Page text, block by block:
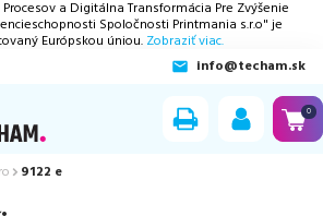
a Digitálna Transformácia Pre Zvýšenie
Spoločnosti Printmania s.r.o" je
Európskou úniou. Zobraziť viac.
info@techam.sk
0
9122 e